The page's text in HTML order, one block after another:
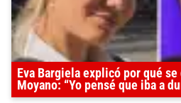
Eva Bargiela explicó por qué
Moyano: “Yo pensé que iba a